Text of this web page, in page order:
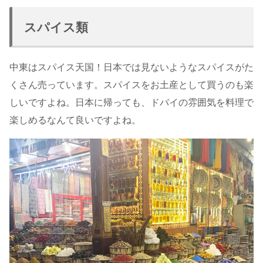
スパイス類
中東はスパイス天国！日本では見ないようなスパイスがた
くさん売っています。スパイスをお土産として買うのも楽
しいですよね。日本に帰っても、ドバイの雰囲気を料理で
楽しめるなんて良いですよね。